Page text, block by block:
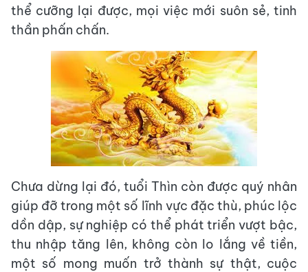
thể cưỡng lại được, mọi việc mới suôn sẻ, tinh
thần phấn chấn.
Chưa dừng lại đó, tuổi Thìn còn được quý nhân
giúp đỡ trong một số lĩnh vực đặc thù, phúc lộc
dồn dập, sự nghiệp có thể phát triển vượt bậc,
thu nhập tăng lên, không còn lo lắng về tiền,
một số mong muốn trở thành sự thật, cuộc